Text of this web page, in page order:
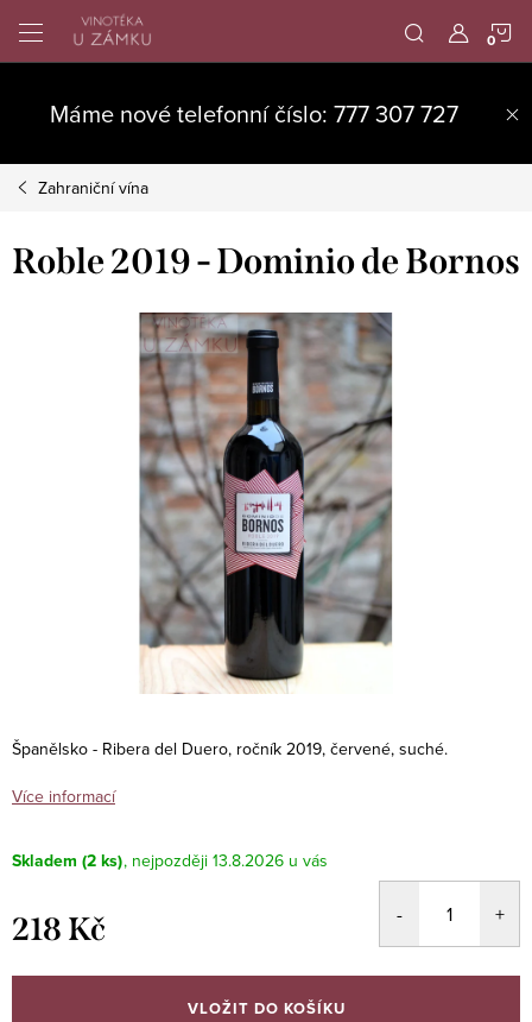
obsah
Máme nové telefonní číslo: 777 307 727
Zahraniční vína
Roble 2019 - Dominio de Bornos
Španělsko - Ribera del Duero, ročník 2019, červené, suché.
Více informací
Skladem (2 ks) 13.8.2026
218 Kč
cena:
VLOŽIT DO KOŠÍKU